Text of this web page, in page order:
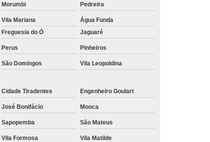
Morumbi Pedreira
Vila Mariana
Água Funda
Freguesia do Ó Jaguaré
Perus Pinheiros
São Domingos Vila Leopoldina
Cidade Tiradentes Engenheiro Goulart
José Bonifácio Mooca
Sapopemba São Mateus
Vila Formosa Vila Matilde